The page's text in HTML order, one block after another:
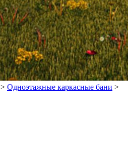
> Одноэтажные каркасные бани >